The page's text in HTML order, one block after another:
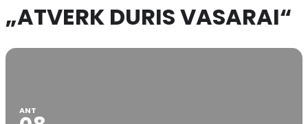
„ATVERK DURIS VASARAI“
ANT